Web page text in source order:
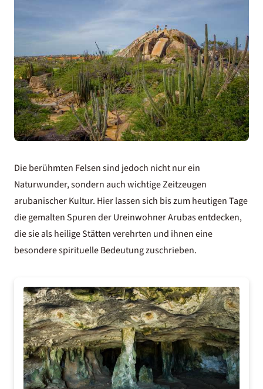
Die berühmten Felsen sind jedoch nicht nur ein
Naturwunder, sondern auch wichtige Zeitzeugen
arubanischer Kultur. Hier lassen sich bis zum heutigen Tage
die gemalten Spuren der Ureinwohner Arubas entdecken,
die sie als heilige Stätten verehrten und ihnen eine
besondere spirituelle Bedeutung zuschrieben.